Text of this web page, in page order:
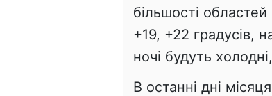
більшості
+19, +22 градусів,
ночі будуть
В останні дні